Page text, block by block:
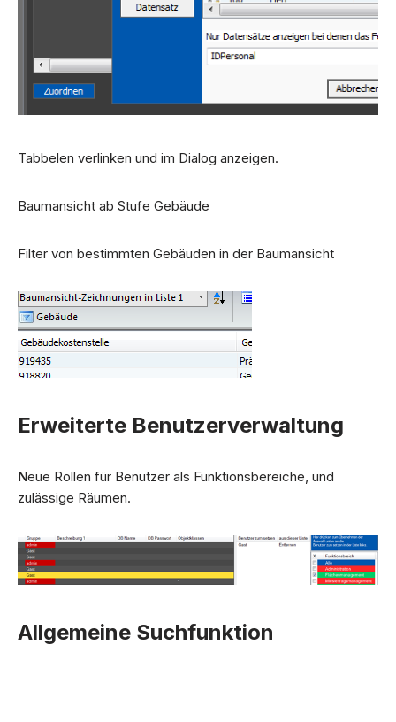
Tabbelen verlinken und im Dialog anzeigen.
Baumansicht ab Stufe Gebäude
Filter von bestimmten Gebäuden in der Baumansicht
Erweiterte Benutzerverwaltung
Neue Rollen für Benutzer als Funktionsbereiche, und
zulässige Räumen.
Allgemeine Suchfunktion